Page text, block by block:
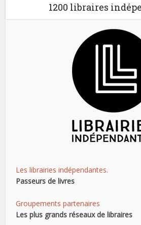
1200 libraires
Les librairies indépendantes.
Passeurs de livres
Groupements partenaires
Les plus grands réseaux de libraires